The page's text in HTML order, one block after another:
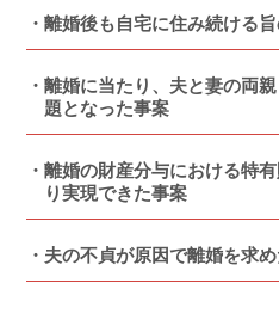
離婚後も自宅に住み続ける
離婚に当たり、夫と妻の両
題となった事案
離婚の財産分与における特
り実現できた事案
夫の不貞が原因で離婚を求